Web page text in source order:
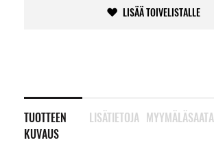
LISÄÄ TOIVELISTALLE
TUOTTEEN
KUVAUS
LISÄTIETOJA